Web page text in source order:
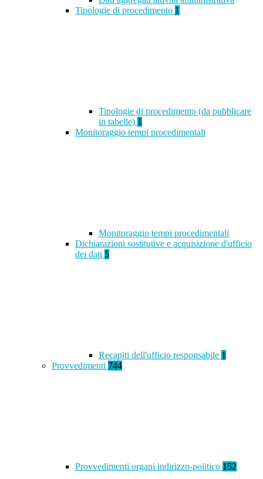
Tipologie di procedimento 1
Tipologie di procedimento (da pubblicare
in tabelle) 1
Monitoraggio tempi procedimentali
Monitoraggio tempi procedimentali
Dichiarazioni sostitutive e acquisizione d'ufficio
dei dati 5
Recapiti dell'ufficio responsabile 1
Provvedimenti 744
Provvedimenti organi indirizzo-politico 152